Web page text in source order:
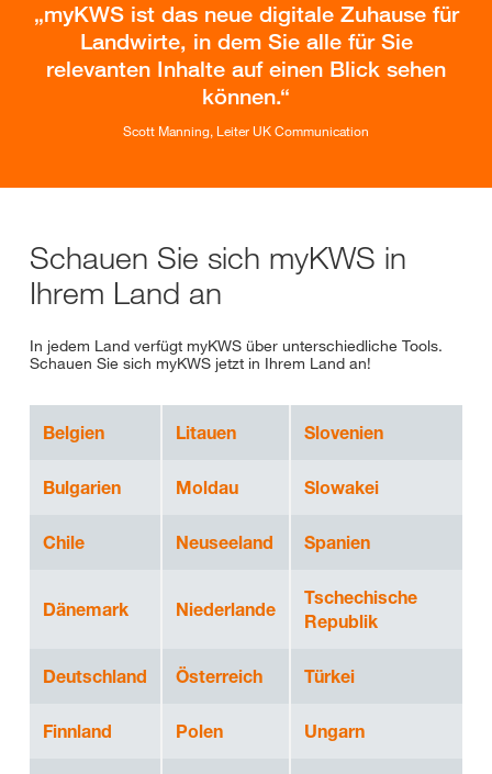
myKWS ist das neue digitale Zuhause für
Landwirte, in dem Sie alle für Sie
relevanten Inhalte auf einen Blick sehen
können.
Scott Manning, Leiter UK Communication
Schauen Sie sich myKWS in
Ihrem Land an
In jedem Land verfügt myKWS über unterschiedliche Tools.
Schauen Sie sich myKWS jetzt in Ihrem Land an!
Belgien Litauen Slovenien
Bulgarien Moldau Slowakei
Chile Neuseeland Spanien
Dänemark Niederlande
Tschechische
Republik
Deutschland Österreich Türkei
Finnland Polen Ungarn